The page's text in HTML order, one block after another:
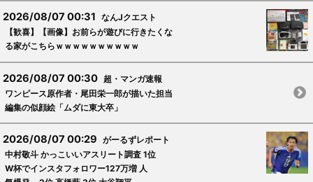
2026/08/07 00:31なんJクエスト
【歓喜】【画像】お前らが遊びに行きたくな
る家がこちらｗｗｗｗｗｗｗｗｗｗ
2026/08/07 00:30超・マンガ速報
ワンピース原作者・尾田栄一郎が描いた担当
編集の似顔絵「ムダに東大卒」
2026/08/07 00:29がーるずレポート
中村敬斗 かっこいいアスリート調査 1位
W杯でインスタフォロワー127万増 人